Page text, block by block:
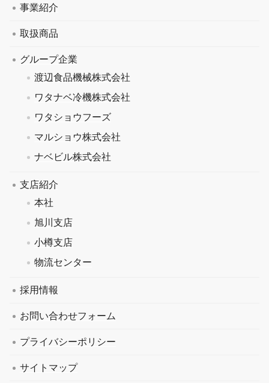
事業紹介
取扱商品
グループ企業
渡辺食品機械株式会社
ワタナベ冷機株式会社
ワタショウフーズ
マルショウ株式会社
ナベビル株式会社
支店紹介
本社
旭川支店
小樽支店
物流センター
採用情報
お問い合わせフォーム
プライバシーポリシー
サイトマップ